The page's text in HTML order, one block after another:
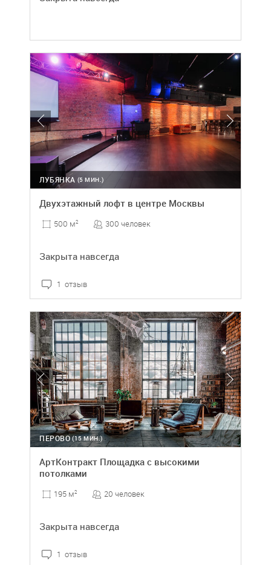
(5 МИН.)
ЛУБЯНКА
Двухэтажный лофт в центре Москвы
500 м2 300 человек
Закрыта навсегда
1 отзыв
(15 МИН.)
ПЕРОВО
АртКонтракт Площадка с высокими
потолками
195 м2 20 человек
Закрыта навсегда
1 отзыв